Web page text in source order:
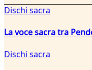
Dischi sacra
La voce sacra tra
Dischi sacra